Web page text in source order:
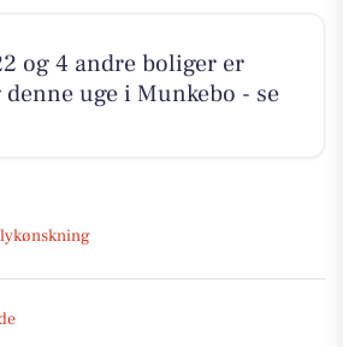
og 4 andre boliger er
uge i Munkebo - se